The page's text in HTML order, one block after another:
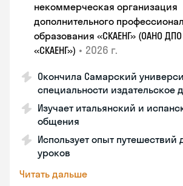
некоммерческая организация
дополнительного
образования «СКАЕНГ» (ОАНО ДПО
«СКАЕНГ») • 2026 г.
Окончила Самарский
специальности издательское
Изучает итальянский и
общения
Использует опыт путешествий
уроков
Читать дальше